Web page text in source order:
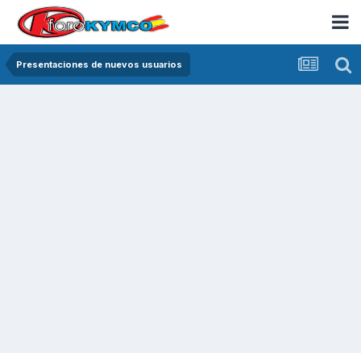
Presentaciones de nuevos usuarios